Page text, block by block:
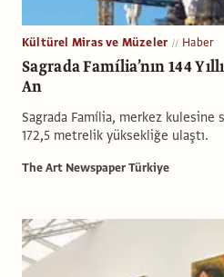
Kültürel Miras ve Müzeler Haber
Sagrada Família’nın 144
An
Sagrada Família, merkez kulesine
172,5 metrelik yüksekliğe ulaştı.
The Art Newspaper Türkiye